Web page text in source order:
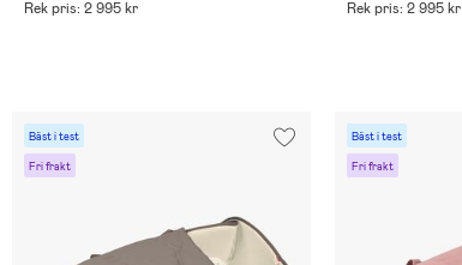
Rek pris: 2 995 kr Rek pris: 2 995 kr
Bäst i test
Fri frakt
Bäst i test
Fri frakt